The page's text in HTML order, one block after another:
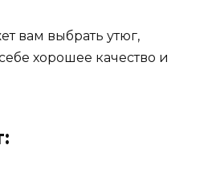
вам выбрать утюг,
хорошее качество и